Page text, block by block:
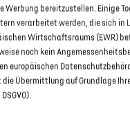
Werbung bereitzustellen. Einige
verarbeitet werden, die sich in
Wirtschaftsraums (EWR)
noch kein
europäischen
die Übermittlung auf Grundlage